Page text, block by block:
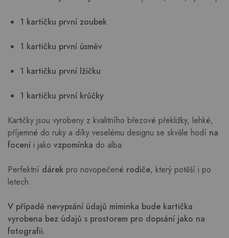
1 kartičku první zoubek
1 kartičku první úsměv
1 kartičku první lžičku
1 kartičku první krůčky
Kartičky jsou vyrobeny z kvalitního březové překližky, lehké,
příjemné do ruky a díky veselému designu se skvěle hodí na
focení i jako vzpomínka do alba.
Perfektní dárek pro novopečené rodiče, který potěší i po
letech.
V případě nevypsání údajů miminka bude kartička
vyrobena bez údajů s prostorem pro dopsání jako na
fotografii.